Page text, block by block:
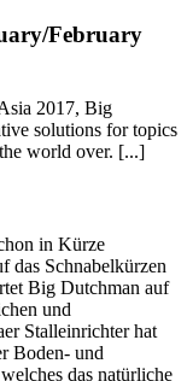
February
2017, Big
solutions for topics
world over. [...]
in Kürze
das Schnabelkürzen
Big Dutchman auf
und
Stalleinrichter hat
Boden- und
das natürliche